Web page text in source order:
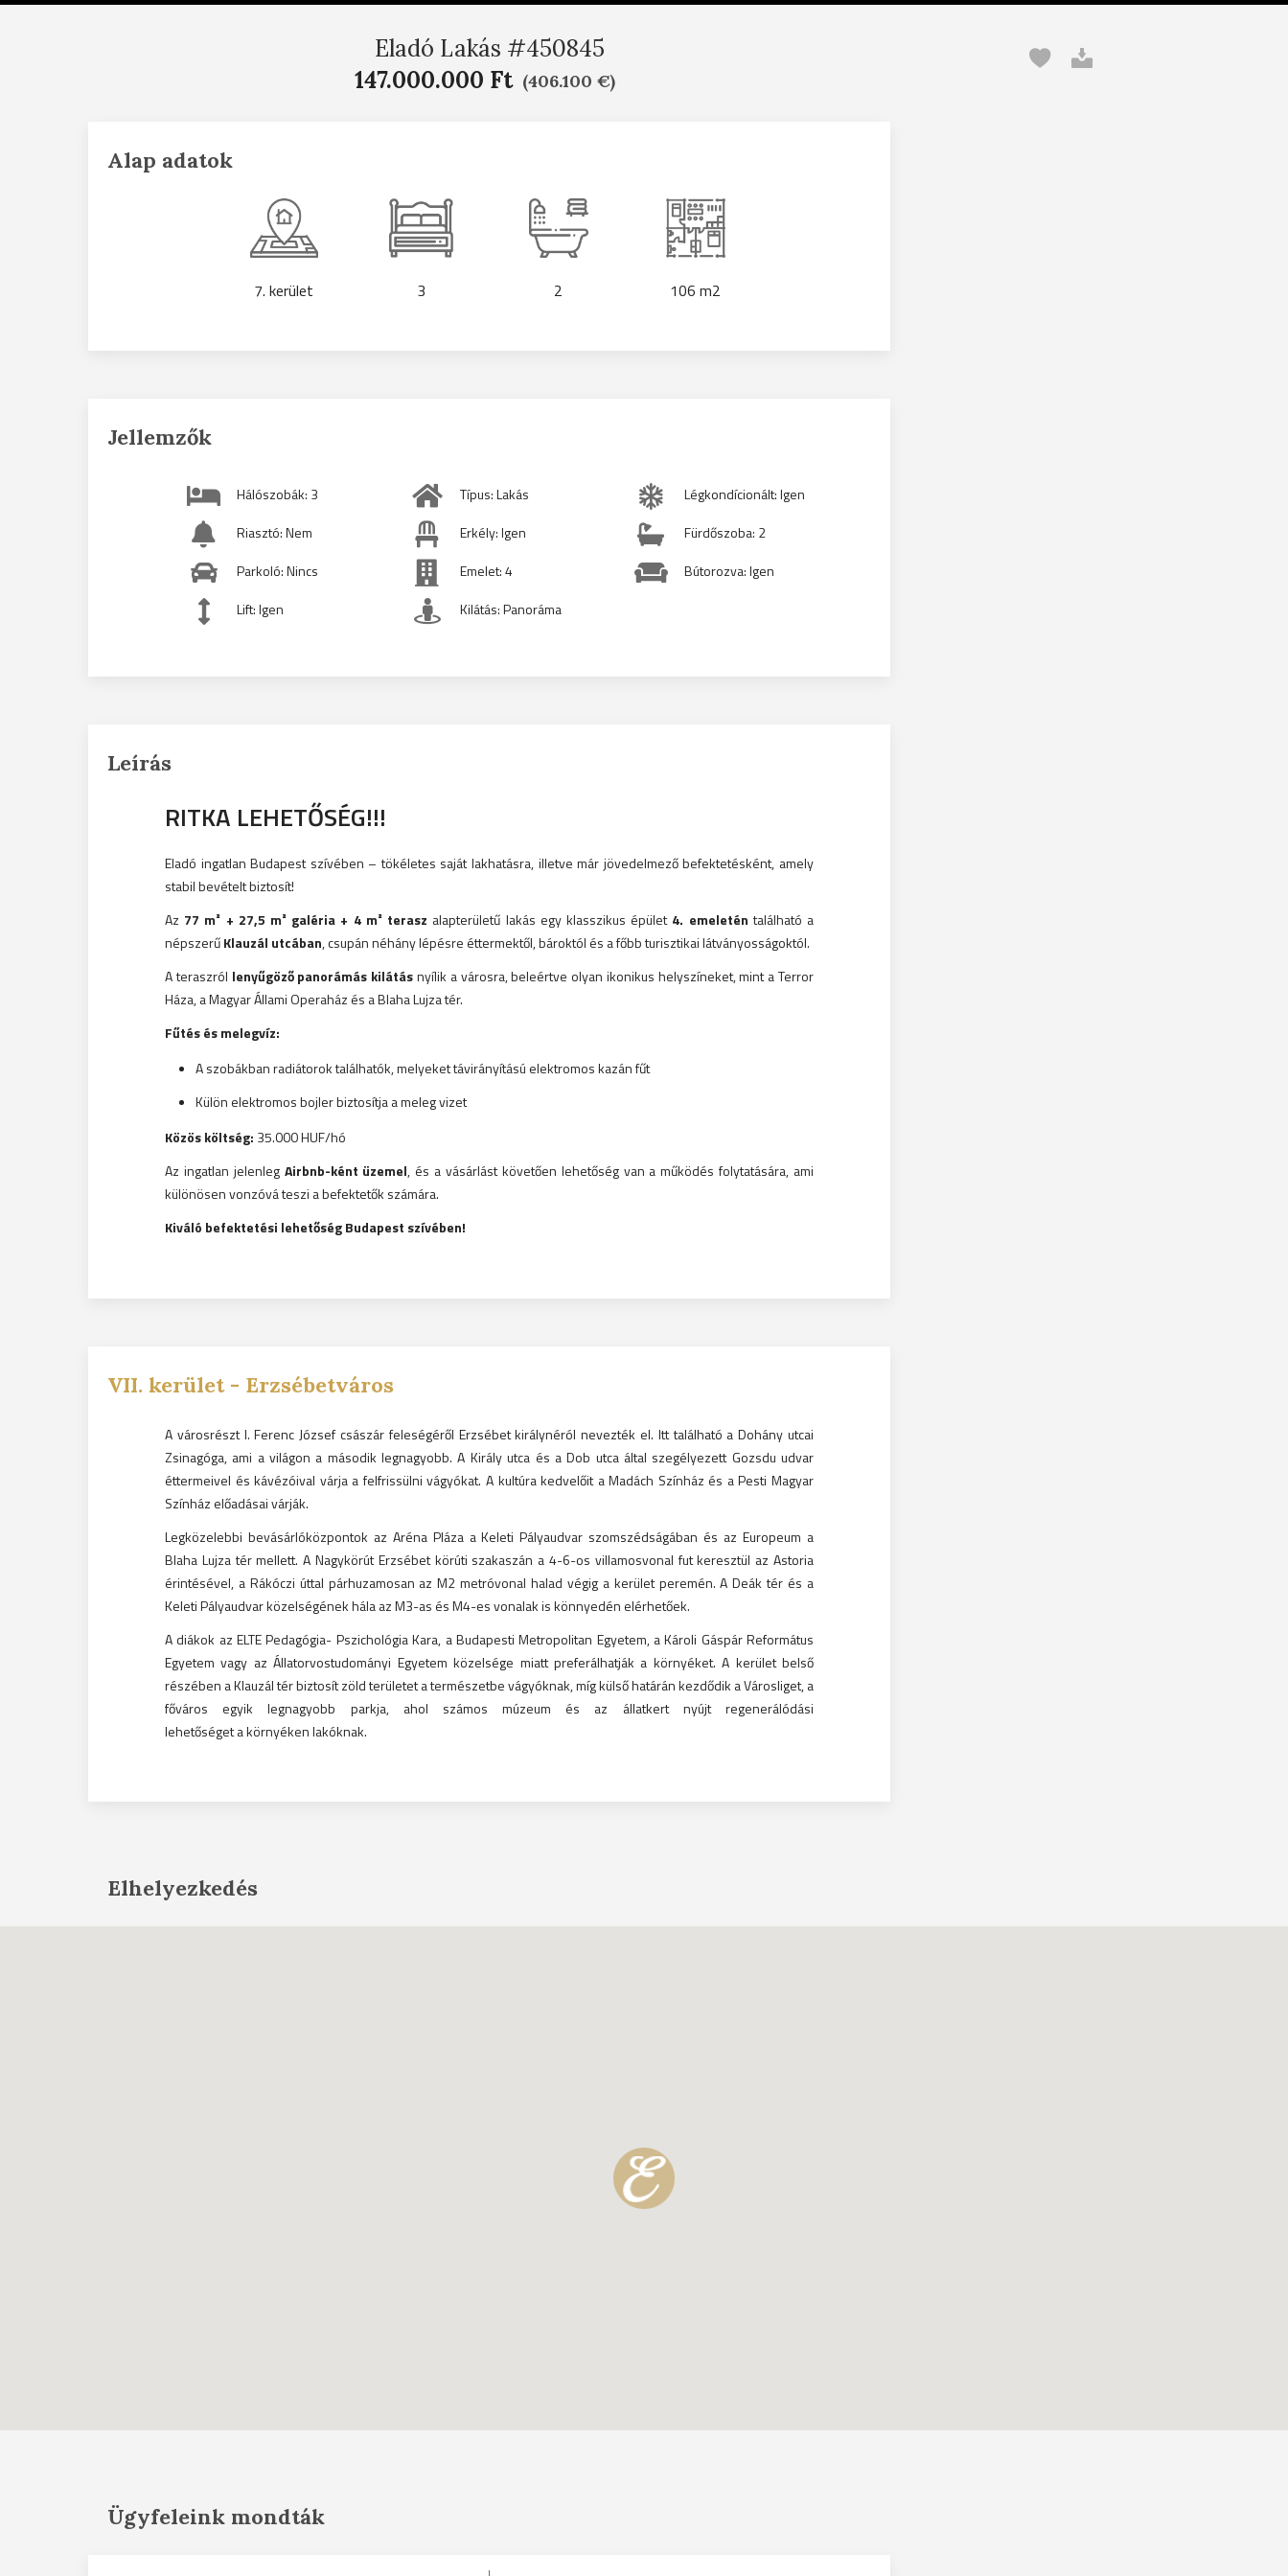
Eladó Lakás #450845
147.000.000 Ft (406.100 €)
Alap adatok
7. kerület 3 2 106 m2
Jellemzők
Hálószobák: 3 Típus: Lakás
Légkondícionált: Igen
Riasztó: Nem
Erkély: Igen
Fürdőszoba: 2
Parkoló: Nincs
Emelet: 4
Bútorozva: Igen
Lift: Igen
Kilátás: Panoráma
Leírás
RITKA LEHETŐSÉG!!!
Eladó ingatlan Budapest szívében – tökéletes saját lakhatásra, illetve már jövedelmező befektetésként, amely
stabil bevételt biztosít!
Az 77 m² + 27,5 m² galéria + 4 m² terasz alapterületű lakás egy klasszikus épület 4. emeletén található a
népszerűKlauzál utcában, csupán néhány lépésre éttermektől, bároktól és a főbb turisztikai látványosságoktól.
A teraszról lenyűgöző panorámás kilátásnyílik a városra, beleértve olyan ikonikus helyszíneket, mint a Terror
Háza, a Magyar Állami Operaház és a Blaha Lujza tér.
Fűtés és melegvíz:
A szobákban radiátorok találhatók, melyeket távirányítású elektromos kazán fűt
Külön elektromos bojler biztosítja a meleg vizet
Közös költség: 35.000 HUF/hó
Az ingatlan jelenleg Airbnb-ként üzemel, és a vásárlást követően lehetőség van a működés folytatására, ami
különösen vonzóvá teszi a befektetők számára.
Kiváló befektetési lehetőség Budapest szívében!
VII. kerület - Erzsébetváros
A városrészt I. Ferenc József császár feleségéről Erzsébet királynéról nevezték el. Itt található a Dohány utcai
Zsinagóga, ami a világon a második legnagyobb. A Király utca és a Dob utca által szegélyezett Gozsdu udvar
éttermeivel és kávézóival várja a felfrissülni vágyókat. A kultúra kedvelőit a Madách Színház és a Pesti Magyar
Színház előadásai várják.
Legközelebbi bevásárlóközpontok az Aréna Pláza a Keleti Pályaudvar szomszédságában és az Europeum a
Blaha Lujza tér mellett. A Nagykörút Erzsébet körúti szakaszán a 4-6-os villamosvonal fut keresztül az Astoria
érintésével, a Rákóczi úttal párhuzamosan az M2 metróvonal halad végig a kerület peremén. A Deák tér és a
Keleti Pályaudvar közelségének hála az M3-as és M4-es vonalak is könnyedén elérhetőek.
A diákok az ELTE Pedagógia- Pszichológia Kara, a Budapesti Metropolitan Egyetem, a Károli Gáspár Református
Egyetem vagy az Állatorvostudományi Egyetem közelsége miatt preferálhatják a környéket. A kerület belső
részében a Klauzál tér biztosít zöld területet a természetbe vágyóknak, míg külső határán kezdődik a Városliget, a
főváros egyik legnagyobb parkja, ahol számos múzeum és az állatkert nyújt regenerálódási
lehetőséget a környéken lakóknak.
Elhelyezkedés
Ügyfeleink mondták